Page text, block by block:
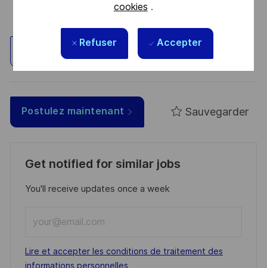
cookies .
Refuser Accepter
Explorez un site
Postulez maintenant Sauvegarder
Get notified for similar jobs
You'll receive updates once a week
Email
address
(Required)
Required
Lire et accepter les conditions de traitement des
informations personnelles